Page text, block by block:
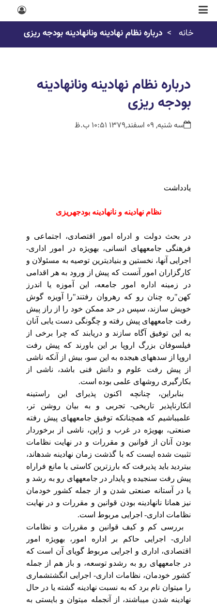
خانه درباره نظام نهادینه ونانهادینه بودجه ریزی
درباره نظام نهادینه ونانهادینه
بودجه ریزی
سه شنبه, 09 اسفند,1379 10:51 ب.ظ
یادداشت
نظام نهادینه و نانهادینه‏ بودجه‏ریزی
در بحث دولت و ادراه امور اقتصادی، اجتماعی و
فرهنگی جامعه‏های انسانی، به‏ویژه‏ در امور اداری-
اجرایی آنها، نخستین و بنیادی‏ترین توصیه به مسئولان و
کارگزاران امور آنست که پیش از ورود به هر اقدامی
در زمینه‏ اداره امور جامعه، این آموزه یا اندرز
کهن‏"ره چنان‏ رو که رهروان رفتند"را آویزه گوش
خویش‏ سازند، سپس در حد ممکن خود را از راز پیش
رفت‏ جامعه‏های پیش رفته و چگونگی دست یابی آنان
به‏ این توفیق آگاه سازند و دریابند که چرا برخی از
فیلسوفان بزرگ اروپا بر این باورند که پیش رفت‏
اروپا از سده‏های هیجده به این سو، بیش از آنکه‏ ناشی
از پیش رفت علوم و دانش فنی باشد، ناشی از
بکارگیری روش‏های علمی بوده است.
بنابراین، چنانچه اکنون پذیرای این راستینه‏
انکارناپذیر تاریخی- تجربی و به بیان روشن تر،
علمی‏باشیم که همچنانکه توفیق جامعه‏های‏ پیش رفته
صنعتی، به‏ویژه در غرب و ژاپن، ناشی از برخوردار
بودن آنان از قوانین و مقررات و در نهایت نظامات
تثبیت شده ایست که با گذشت‏ زمان نهادینه شده‏اند،
بی‏تردید باید پذیرفت که‏ بارزترین کاستی یا مانع فراراه
پیش رفت سنجیده و پایدار در جامعه‏های رو به رشد و
یا در آستانه‏ صنعتی شدن و از جمله کشور خودمان
نیز همانا نانهادینه بودن قوانین و مقررات و در نهایت‏
نظامات اداری- اجرایی مربوط است.
بررسی کم و کیف قوانین و مقررات و نظامات‏
اداری- اجرایی حاکم بر اداره امور، به‏ویژه امور
اقتصادی، اداری و اجرایی مربوط گویای آن است که‏
در جامعه‏های رو به رشدو توسعه، و باز هم از جمله
کشور خودمان، نظامات اداری- اجرایی انگشت‏شماری‏
را می‏توان نام برد که به نسبت نهادینه گشته یا در حال
نهادینه شدن می‏باشند، از آنجمله می‏توان و بایستی به